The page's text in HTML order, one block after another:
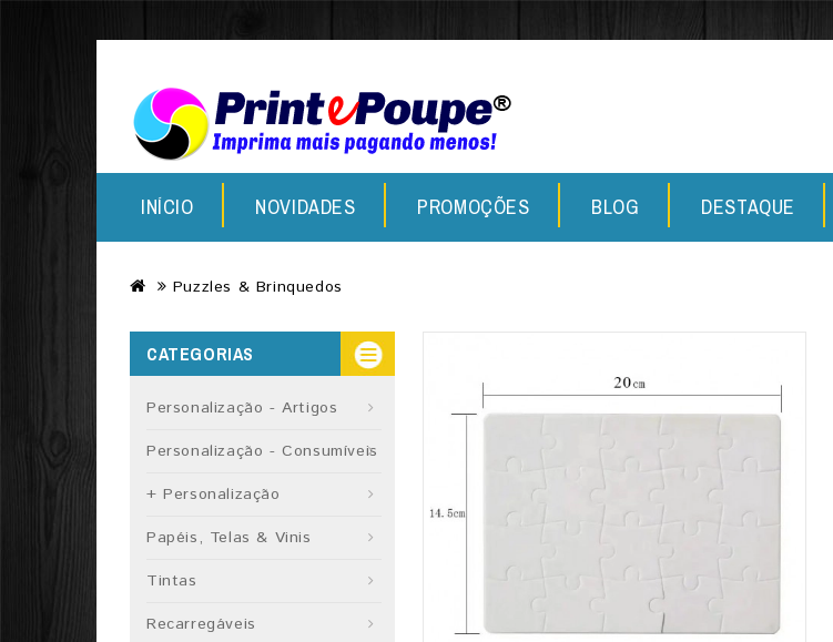
INÍCIO NOVIDADES PROMOÇÕES BLOG DESTAQUE
Puzzles & Brinquedos
CATEGORIAS
Personalização - Artigos
Personalização - Consumíveis
+ Personalização
Papéis, Telas & Vinis
Tintas
Recarregáveis